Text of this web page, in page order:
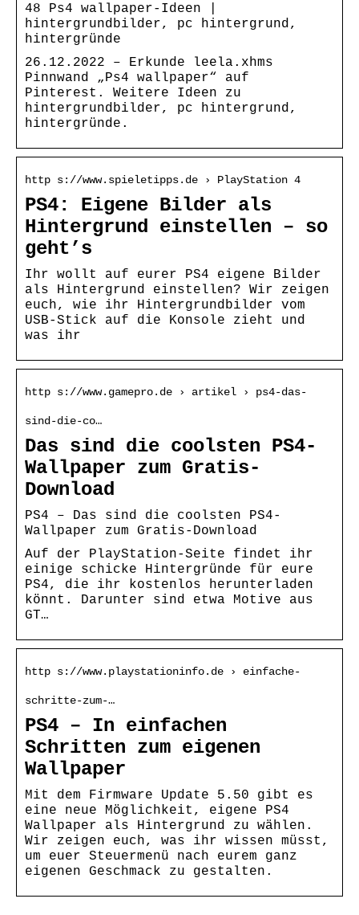
48 Ps4 wallpaper-Ideen |
hintergrundbilder, pc hintergrund,
hintergründe
26.12.2022 – Erkunde leela.xhms
Pinnwand „Ps4 wallpaper“ auf
Pinterest. Weitere Ideen zu
hintergrundbilder, pc hintergrund,
hintergründe.
http s://www.spieletipps.de › PlayStation 4
PS4: Eigene Bilder als
Hintergrund einstellen – so
geht’s
Ihr wollt auf eurer PS4 eigene Bilder
als Hintergrund einstellen? Wir zeigen
euch, wie ihr Hintergrundbilder vom
USB-Stick auf die Konsole zieht und
was ihr
http s://www.gamepro.de › artikel › ps4-das-
sind-die-co…
Das sind die coolsten PS4-
Wallpaper zum Gratis-
Download
PS4 – Das sind die coolsten PS4-
Wallpaper zum Gratis-Download
Auf der PlayStation-Seite findet ihr
einige schicke Hintergründe für eure
PS4, die ihr kostenlos herunterladen
könnt. Darunter sind etwa Motive aus
GT…
http s://www.playstationinfo.de › einfache-
schritte-zum-…
PS4 – In einfachen
Schritten zum eigenen
Wallpaper
Mit dem Firmware Update 5.50 gibt es
eine neue Möglichkeit, eigene PS4
Wallpaper als Hintergrund zu wählen.
Wir zeigen euch, was ihr wissen müsst,
um euer Steuermenü nach eurem ganz
eigenen Geschmack zu gestalten.